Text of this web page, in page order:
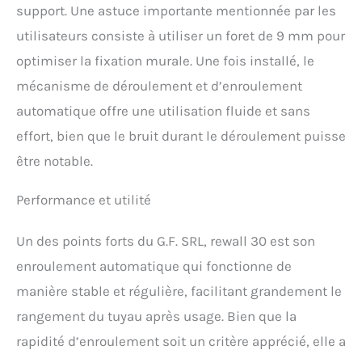
support. Une astuce importante mentionnée par les
utilisateurs consiste à utiliser un foret de 9 mm pour
optimiser la fixation murale. Une fois installé, le
mécanisme de déroulement et d’enroulement
automatique offre une utilisation fluide et sans
effort, bien que le bruit durant le déroulement puisse
être notable.
Performance et utilité
Un des points forts du G.F. SRL, rewall 30 est son
enroulement automatique qui fonctionne de
manière stable et régulière, facilitant grandement le
rangement du tuyau après usage. Bien que la
rapidité d’enroulement soit un critère apprécié, elle a